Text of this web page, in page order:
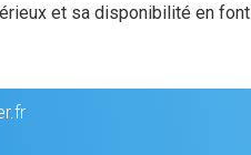
et sa disponibilité en font